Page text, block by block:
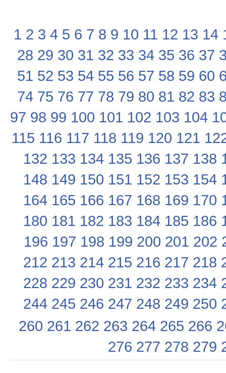
1 2 3 4 5 6 7 8 9 10 11 12 13 14
28 29 30 31 32 33 34 35 36 37
51 52 53 54 55 56 57 58 59 60
74 75 76 77 78 79 80 81 82 83
97 98 99 100 101 102 103 104
115 116 117 118 119 120 121
132 133 134 135 136 137 138
148 149 150 151 152 153 154
164 165 166 167 168 169 170
180 181 182 183 184 185 186
196 197 198 199 200 201 202
212 213 214 215 216 217 218
228 229 230 231 232 233 234
244 245 246 247 248 249 250
260 261 262 263 264 265 266
276 277 278 279